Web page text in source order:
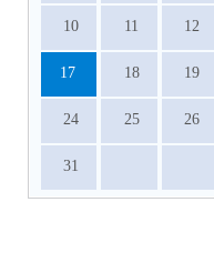
10 11 12
17 18 19
24 25 26
31